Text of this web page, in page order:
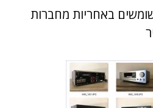
באחריות מחברות